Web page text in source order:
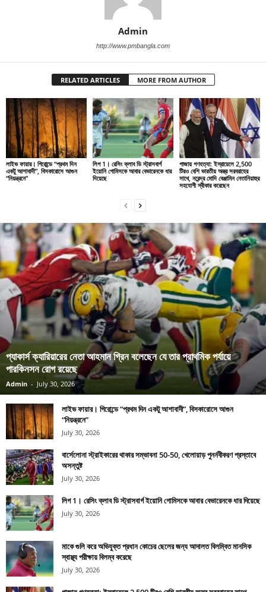
Admin
http://www.pmbangla.com
RELATED ARTICLES MORE FROM AUTHOR
লাইভ ফায়ার। গিরোন্ডে “প্রথম দিন
একটু আশাবাদী”, বিসকারোসে আগুন
“নিয়ন্ত্রনে”
লিগ 1। রেসিং ক্লাব ডি স্ট্রাসবার্গ
ইয়োনি গোমিসকে আবার বেভারেনকে ধার
দিয়েছে
গাজায় গণহত্যা: ইস্রায়েলে 2,500
টিরও বেশি ভারতীয় অস্ত্র সরবরাহের
সাথে, নরেন্দ্র মোদি বেঞ্জামিন নেতানিয়াহুর
সহযোগী স্বীকার করেছেন
প্যাকার্স ক্যারিয়ারের নেতা আহমান গ্রিন বলেছেন যে তার প্রাথমিক পর্যায়ে
পারকিনসন রোগ রয়েছে
Admin - July 30, 2026
লাইভ ফায়ার। গিরোন্ডে “প্রথম দিন একটু আশাবাদী”, বিসকারোসে আগুন
“নিয়ন্ত্রনে”
July 30, 2026
বার্সেলোনা স্ট্রাইকারের থাকার সম্ভাবনা 50-50, খেলোয়াড় পুনর্নবীকরণ প্রস্তাবে
অসন্তুষ্ট
July 30, 2026
লিগ 1। রেসিং ক্লাব ডি স্ট্রাসবার্গ ইয়োনি গোমিসকে আবার বেভারেনকে ধার দিয়েছে
July 30, 2026
মাকে গুলি করে অভিযুক্ত প্রধান কোচের ছেলের জন্য আদালত বিলম্বিত মানসিক
স্বাস্থ্য পরীক্ষায় বিলম্ব করেছে
July 30, 2026